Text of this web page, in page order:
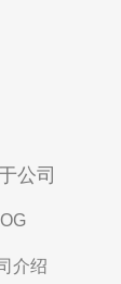
公司
介绍